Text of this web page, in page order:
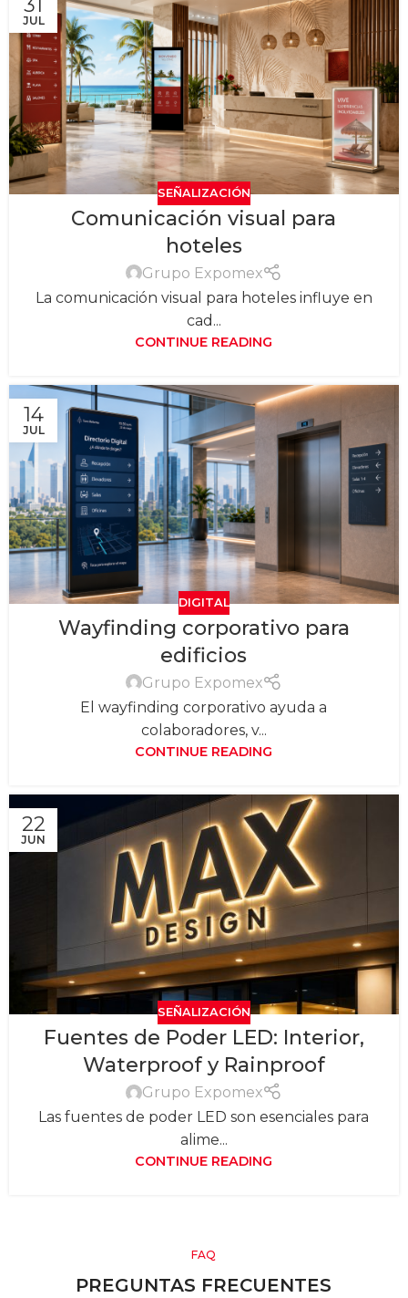
JUL
SEÑALIZACIÓN
Comunicación visual para
hoteles
Grupo Expomex
La comunicación visual para hoteles influye en
cad...
CONTINUE READING
14
JUL
DIGITAL
Wayfinding corporativo para
edificios
Grupo Expomex
El wayfinding corporativo ayuda a
colaboradores, v...
CONTINUE READING
22
JUN
SEÑALIZACIÓN
Fuentes de Poder LED: Interior,
Waterproof y Rainproof
Grupo Expomex
Las fuentes de poder LED son esenciales para
alime...
CONTINUE READING
FAQ
PREGUNTAS FRECUENTES